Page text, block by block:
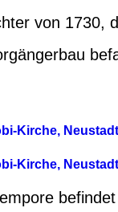
von 1730,